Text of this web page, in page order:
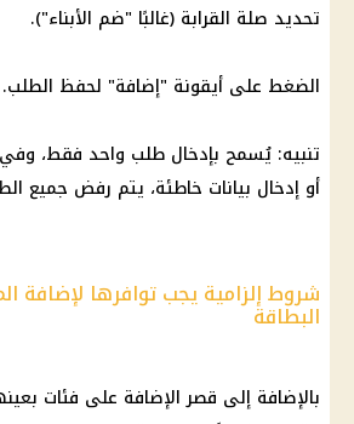
تحديد صلة القرابة (غالبًا "ضم الأبناء").
الضغط على أيقونة "إضافة" لحفظ الطلب.
تنبيه: يُسمح بإدخال طلب واحد فقط، وفي
أو إدخال بيانات خاطئة، يتم رفض جميع
شروط إلزامية يجب توافرها لإضافة
البطاقة
بالإضافة إلى قصر الإضافة على فئات